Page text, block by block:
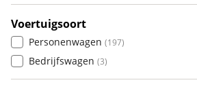
Volkswagen
Alle merken
Abarth
Voertuigsoort
Personenwagen (197)
Bedrijfswagen (3)